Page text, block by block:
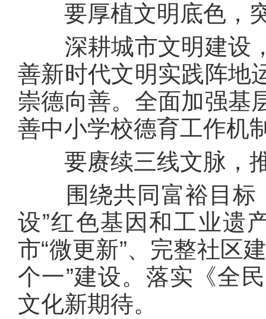
要厚植文明底色，
深耕城市文明建设，
善新时代文明实践阵地
崇德向善。全面加强基
善中小学校德育工作机
要赓续三线文脉，
围绕共同富裕目标，
设”红色基因和工业遗
市“微更新”、完整社区
个一”建设。落实《全
文化新期待。